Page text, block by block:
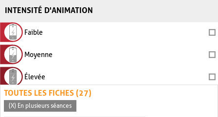
INTENSITÉ D'ANIMATION
Faible
Moyenne
Élevée
TOUTES LES FICHES (27)
(X) En plusieurs séances